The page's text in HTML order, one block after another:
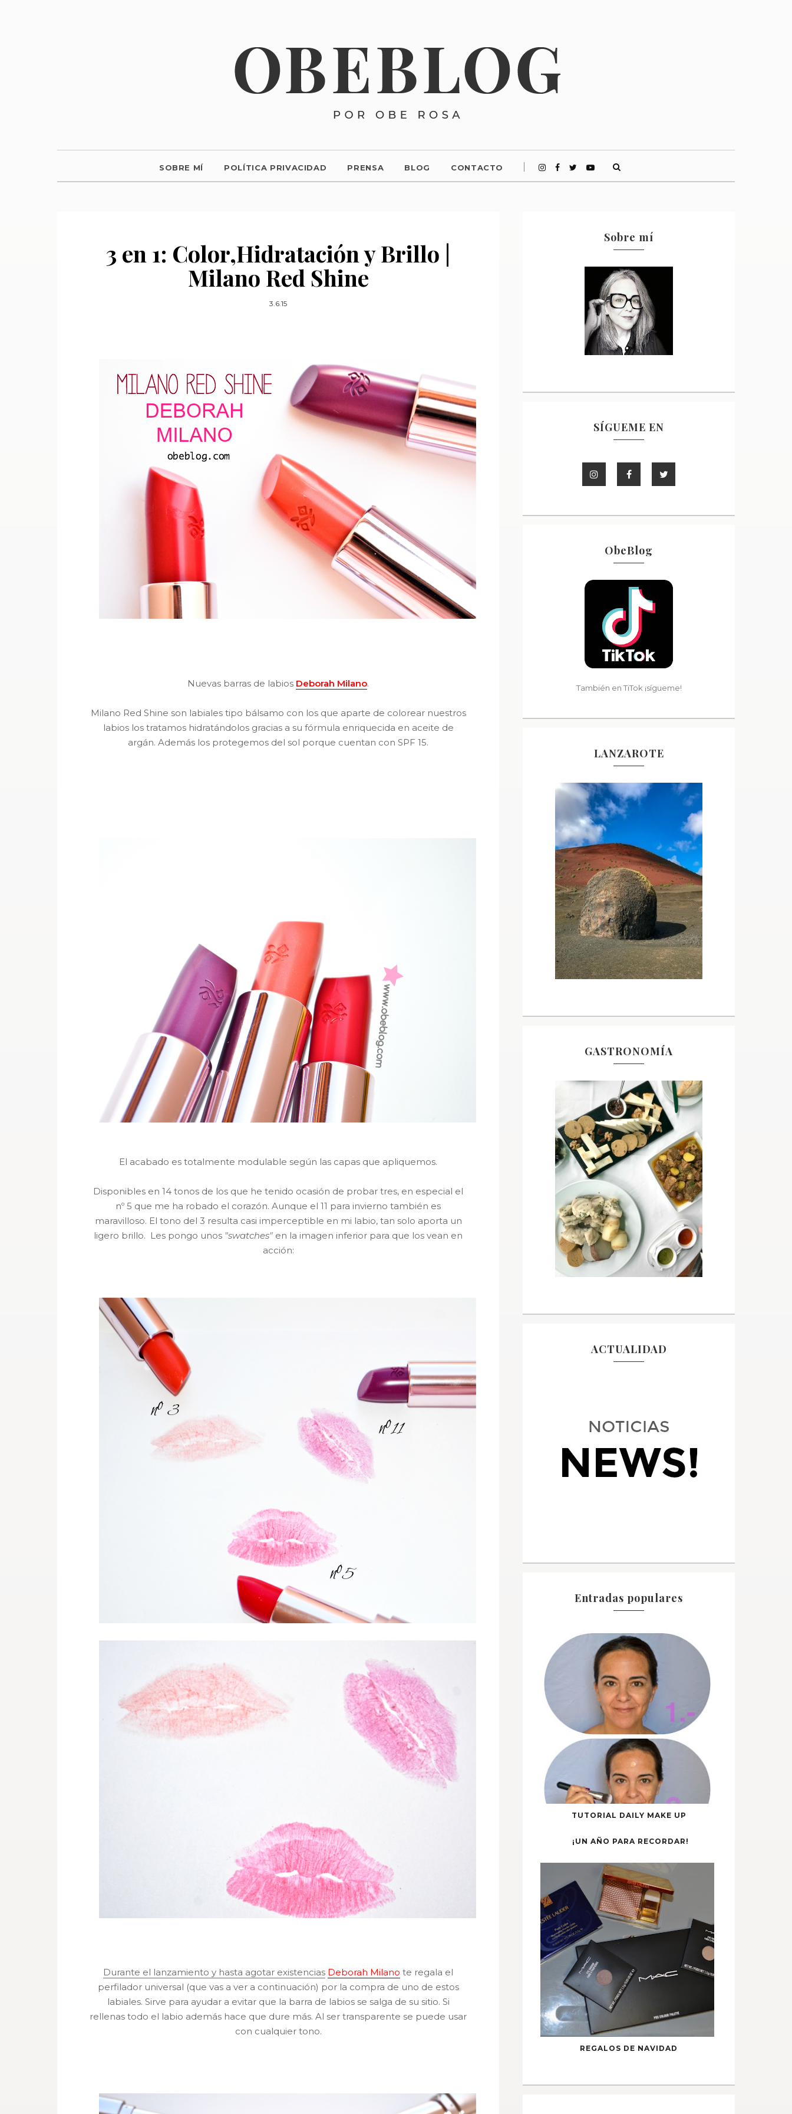
SOBRE MÍ POLÍTICA PRIVACIDAD PRENSA BLOG CONTACTO
3 en 1: Color,Hidratación y Brillo |
Milano Red Shine
3.6.15
Nuevas barras de labios Deborah Milano.
Milano Red Shine son labiales tipo bálsamo con los que aparte de colorear nuestros
labios los tratamos hidratándolos gracias a su fórmula enriquecida en aceite de
argán. Además los protegemos del sol porque cuentan con SPF 15.
El acabado es totalmente modulable según las capas que apliquemos.
Disponibles en 14 tonos de los que he tenido ocasión de probar tres, en especial el
nº 5 que me ha robado el corazón. Aunque el 11 para invierno también es
maravilloso. El tono del 3 resulta casi imperceptible en mi labio, tan solo aporta un
ligero brillo. Les pongo unos "swatches" en la imagen inferior para que los vean en
acción:
Durante el lanzamiento y hasta agotar existencias Deborah Milano te regala el
perfilador universal (que vas a ver a continuación) por la compra de uno de estos
labiales. Sirve para ayudar a evitar que la barra de labios se salga de su sitio. Si
rellenas todo el labio además hace que dure más. Al ser transparente se puede usar
con cualquier tono.
Sobre mí
SÍGUEME EN
ObeBlog
También en TiTok ¡sígueme!
LANZAROTE
GASTRONOMÍA
ACTUALIDAD
Entradas populares
TUTORIAL DAILY MAKE UP
¡UN AÑO PARA RECORDAR!
REGALOS DE NAVIDAD